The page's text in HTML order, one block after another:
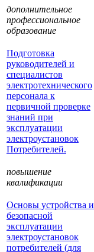
дополнительное
профессиональное
образование
Подготовка
руководителей и
специалистов
электротехнического
персонала к
первичной проверке
знаний при
эксплуатации
электроустановок
Потребителей.
повышение
квалификации
Основы устройства и
безопасной
эксплуатации
электроустановок
потребителей (для